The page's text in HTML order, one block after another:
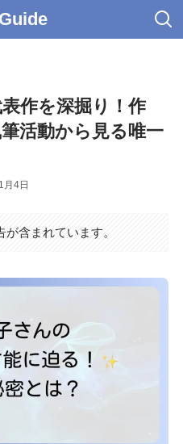
作を深掘り！作
活動から見る唯一
月4日
含まれています。